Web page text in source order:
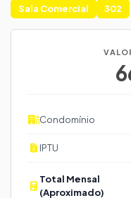
Sala Comercial 302
Condomínio
IPTU
Total Mensal
(Aproximado)